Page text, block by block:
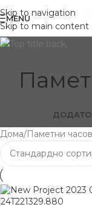
Skip to navigation
Skip to main content
MENU
Дома Паметни